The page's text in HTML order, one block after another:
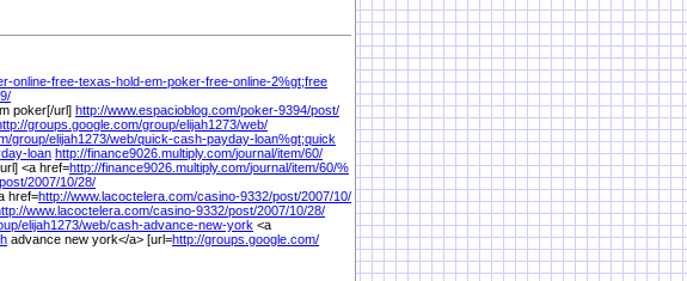
online-free-texas-hold-em-poker-free-online-2%gt;free
poker[/url] http://www.espacioblog.com/poker-9394/post/
groups.google.com/group/elijah1273/web/
group/elijah1273/web/quick-cash-payday-loan%gt;quick
loan http://finance9026.multiply.com/journal/item/60/
<a href=http://finance9026.multiply.com/journal/item/60/%
post/2007/10/28/
href=http://www.lacoctelera.com/casino-9332/post/2007/10/
www.lacoctelera.com/casino-9332/post/2007/10/28/
elijah1273/web/cash-advance-new-york <a
advance new york</a> [url=http://groups.google.com/